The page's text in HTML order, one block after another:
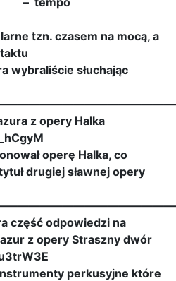
tzn. czasem na mocą, a
wybraliście słuchając
z opery Halka
operę Halka, co
drugiej sławnej opery
część odpowiedzi na
z opery Straszny dwór
perkusyjne które